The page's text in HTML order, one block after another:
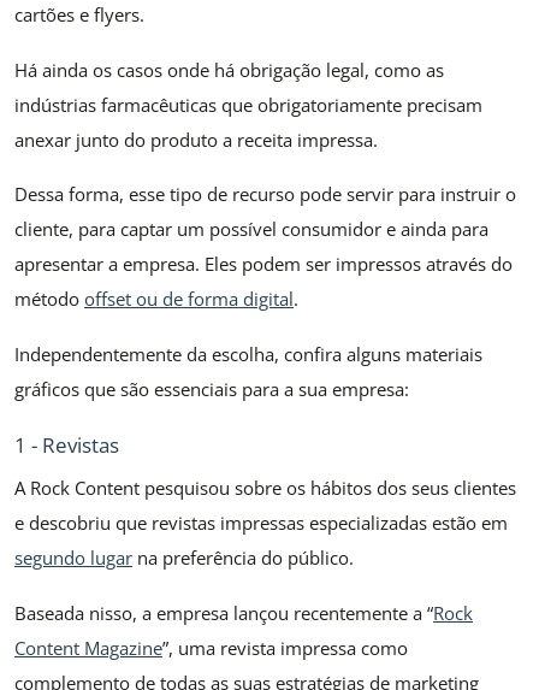
cartões e flyers.
Há ainda os casos onde há obrigação legal, como as
indústrias farmacêuticas que obrigatoriamente precisam
anexar junto do produto a receita impressa.
Dessa forma, esse tipo de recurso pode servir para instruir o
cliente, para captar um possível consumidor e ainda para
apresentar a empresa. Eles podem ser impressos através do
método offset ou de forma digital.
Independentemente da escolha, confira alguns materiais
gráficos que são essenciais para a sua empresa:
1 - Revistas
A Rock Content pesquisou sobre os hábitos dos seus clientes
e descobriu que revistas impressas especializadas estão em
segundo lugar na preferência do público.
Baseada nisso, a empresa lançou recentemente a “Rock
Content Magazine”, uma revista impressa como
complemento de todas as suas estratégias de marketing